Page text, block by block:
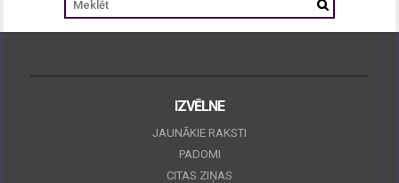
IZVĒLNE
JAUNĀKIE RAKSTI
PADOMI
CITAS ZIŅAS